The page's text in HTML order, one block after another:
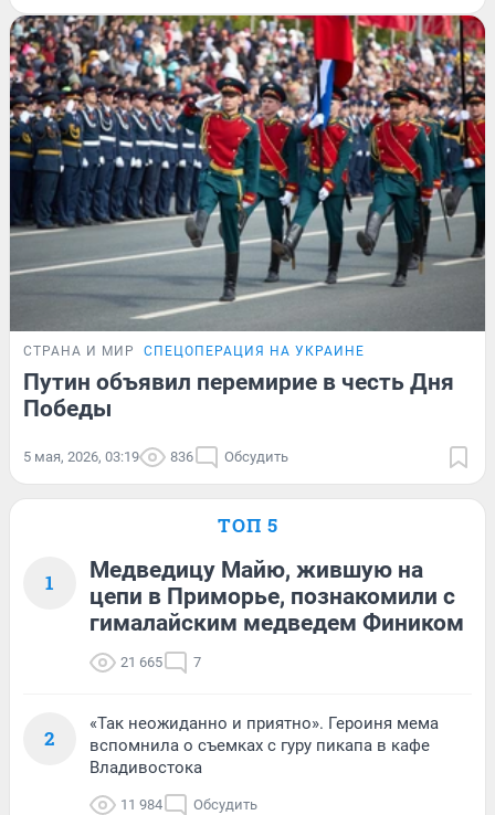
СТРАНА И МИР СПЕЦОПЕРАЦИЯ НА УКРАИНЕ
Путин объявил перемирие в честь Дня
Победы
5 мая, 2026, 03:19 836 Обсудить
ТОП 5
1
Медведицу Майю, жившую на
цепи в Приморье, познакомили с
гималайским медведем Фиником
21 665 7
2
«Так неожиданно и приятно». Героиня мема
вспомнила о съемках с гуру пикапа в кафе
Владивостока
11 984 Обсудить